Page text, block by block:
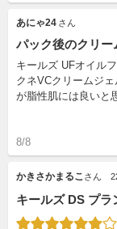
あにゃ24 さん
パック後のクリー
キールズ UFオイル
クネVCクリームジ
が脂性肌には良いと
8/8
かきさかまるこさん
キールズ DS プラ